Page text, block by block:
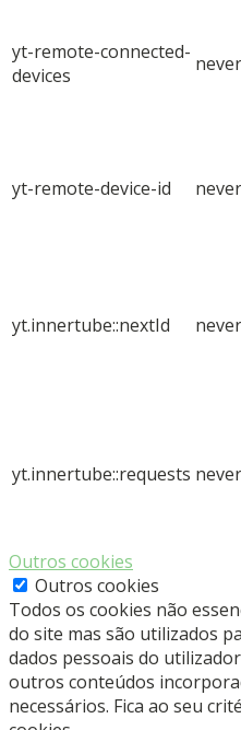
yt-remote-connected-
devices
never
yt-remote-device-id never
yt.innertube::nextId never
yt.innertube::requests never
Outros cookies
Outros cookies
Todos os cookies não
do site mas são utilizados
dados pessoais do
outros conteúdos
necessários. Fica ao seu